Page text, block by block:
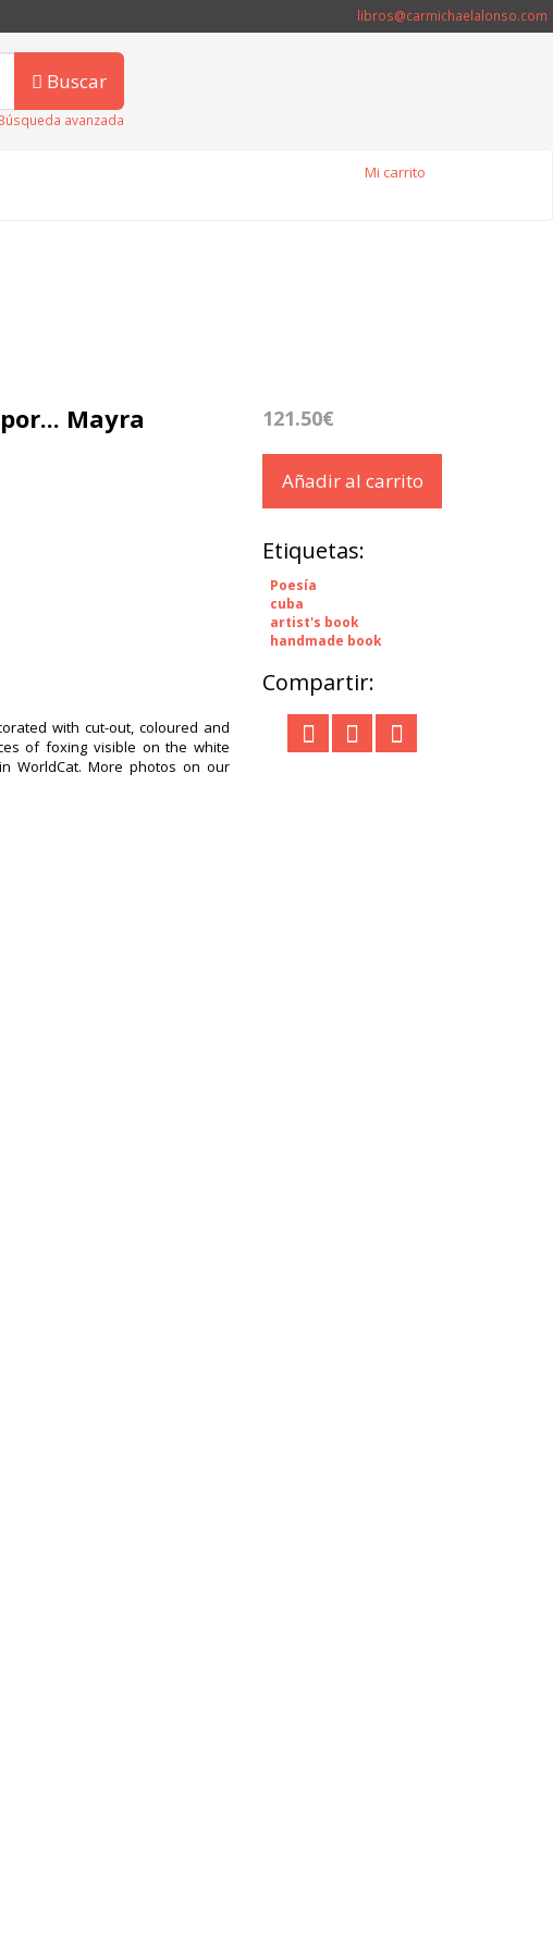
libros@carmichaelalonso.com
Buscar
avanzada
Mi carrito
Mayra
with cut-out, coloured and
of foxing visible on the white
WorldCat. More photos on our
121.50€
Añadir al carrito
Etiquetas:
Poesía
cuba
artist's book
handmade book
Compartir: